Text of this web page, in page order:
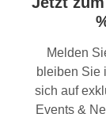
Melden
bleiben Sie
sich auf
Events &